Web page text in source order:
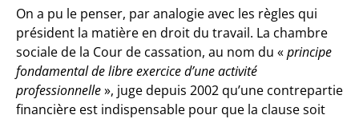
On a pu le penser, par analogie avec les règles qui
président la matière en droit du travail. La chambre
sociale de la Cour de cassation, au nom du «principe
fondamental de libre exercice d’une activité
professionnelle», juge depuis 2002 qu’une contrepartie
financière est indispensable pour que la clause soit